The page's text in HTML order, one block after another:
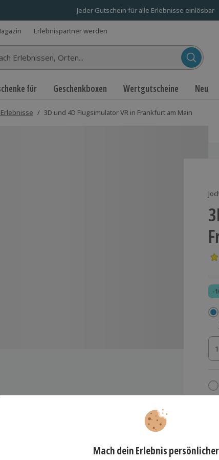
Jeder Gutschein für alle Erlebnisse einlösbar
Erlebnispartner werden
Erlebnissen...
für Geschenkboxen Wertgutscheine Neu
/ 3D und 4D Flugsimulator VR in Frankfurt am Main
-
1
VR in Frankfurt am Main
A320 Cockpit mit VR-Brille